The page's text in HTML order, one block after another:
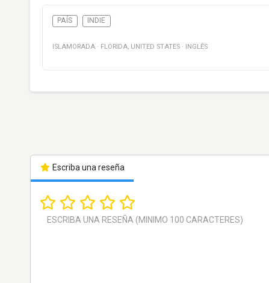
PAÍS INDIE
ISLAMORADA · FLORIDA, UNITED STATES · INGLÉS
Escriba una reseña